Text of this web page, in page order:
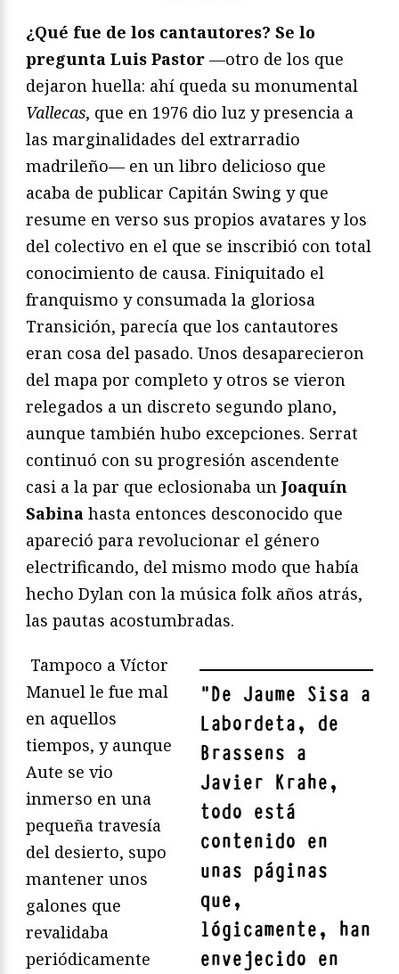
¿Qué fue de los cantautores? Se lo
pregunta Luis Pastor —otro de los que
dejaron huella: ahí queda su monumental
Vallecas, que en 1976 dio luz y presencia a
las marginalidades del extrarradio
madrileño— en un libro delicioso que
acaba de publicar Capitán Swing y que
resume en verso sus propios avatares y los
del colectivo en el que se inscribió con total
conocimiento de causa. Finiquitado el
franquismo y consumada la gloriosa
Transición, parecía que los cantautores
eran cosa del pasado. Unos desaparecieron
del mapa por completo y otros se vieron
relegados a un discreto segundo plano,
aunque también hubo excepciones. Serrat
continuó con su progresión ascendente
casi a la par que eclosionaba un Joaquín
Sabina hasta entonces desconocido que
apareció para revolucionar el género
electrificando, del mismo modo que había
hecho Dylan con la música folk años atrás,
las pautas acostumbradas.
"De Jaume Sisa a
Labordeta, de
Brassens a
Javier Krahe,
todo está
contenido en
unas páginas
que,
lógicamente, han
envejecido en
Tampoco a Víctor
Manuel le fue mal
en aquellos
tiempos, y aunque
Aute se vio
inmerso en una
pequeña travesía
del desierto, supo
mantener unos
galones que
revalidaba
periódicamente